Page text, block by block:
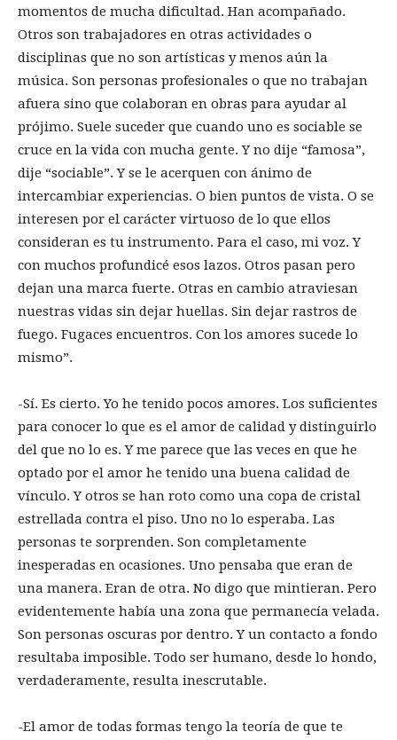
momentos de mucha dificultad. Han acompañado.
Otros son trabajadores en otras actividades o
disciplinas que no son artísticas y menos aún la
música. Son personas profesionales o que no trabajan
afuera sino que colaboran en obras para ayudar al
prójimo. Suele suceder que cuando uno es sociable se
cruce en la vida con mucha gente. Y no dije “famosa”,
dije “sociable”. Y se le acerquen con ánimo de
intercambiar experiencias. O bien puntos de vista. O se
interesen por el carácter virtuoso de lo que ellos
consideran es tu instrumento. Para el caso, mi voz. Y
con muchos profundicé esos lazos. Otros pasan pero
dejan una marca fuerte. Otras en cambio atraviesan
nuestras vidas sin dejar huellas. Sin dejar rastros de
fuego. Fugaces encuentros. Con los amores sucede lo
mismo”.
-Sí. Es cierto. Yo he tenido pocos amores. Los suficientes
para conocer lo que es el amor de calidad y distinguirlo
del que no lo es. Y me parece que las veces en que he
optado por el amor he tenido una buena calidad de
vínculo. Y otros se han roto como una copa de cristal
estrellada contra el piso. Uno no lo esperaba. Las
personas te sorprenden. Son completamente
inesperadas en ocasiones. Uno pensaba que eran de
una manera. Eran de otra. No digo que mintieran. Pero
evidentemente había una zona que permanecía velada.
Son personas oscuras por dentro. Y un contacto a fondo
resultaba imposible. Todo ser humano, desde lo hondo,
verdaderamente, resulta inescrutable.
-El amor de todas formas tengo la teoría de que te